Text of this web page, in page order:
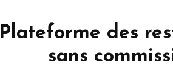
Plateforme des
sans